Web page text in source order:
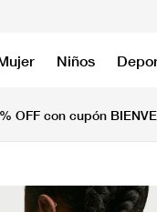
Niños
OFF con cupón